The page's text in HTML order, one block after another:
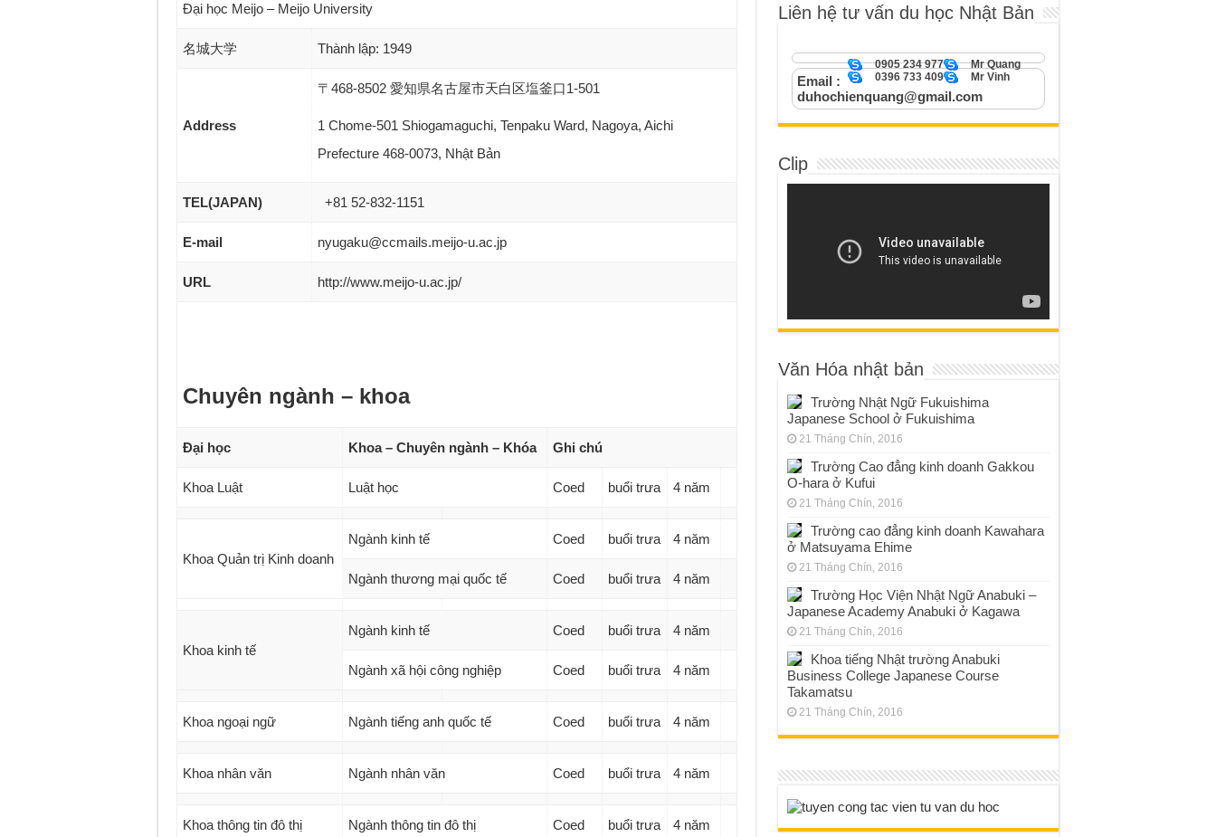
Đại học Meijo – Meijo University
名城大学 Thành lập: 1949
Address
〒468-8502 愛知県名古屋市天白区塩釜口1-501
1 Chome-501 Shiogamaguchi, Tenpaku Ward, Nagoya, Aichi
Prefecture 468-0073, Nhật Bản
TEL(JAPAN) +81 52-832-1151
E-mail nyugaku@ccmails.meijo-u.ac.jp
URL http://www.meijo-u.ac.jp/
Chuyên ngành – khoa
Đại học Khoa – Chuyên ngành – Khóa Ghi chú
Khoa Luật Luật học Coed buổi trưa 4 năm
Khoa Quản trị Kinh doanh
Ngành kinh tế Coed buổi trưa 4 năm
Ngành thương mại quốc tế Coed buổi trưa 4 năm
Khoa kinh tế
Ngành kinh tế Coed buổi trưa 4 năm
Ngành xã hội công nghiệp Coed buổi trưa 4 năm
Khoa ngoại ngữ Ngành tiếng anh quốc tế Coed buổi trưa 4 năm
Khoa nhân văn Ngành nhân văn Coed buổi trưa 4 năm
Khoa thông tin đô thị Ngành thông tin đô thị Coed buổi trưa 4 năm
Liên hệ tư vấn du học Nhật Bản
Mr Quang
0905 234 977
Mr Vinh
0396 733 409
Email :
duhochienquang@gmail.com
Clip
Văn Hóa nhật bản
Trường Nhật Ngữ Fukuishima
Japanese School ở Fukuishima
21 Tháng Chín, 2016
Trường Cao đẳng kinh doanh Gakkou
O-hara ở Kufui
21 Tháng Chín, 2016
Trường cao đẳng kinh doanh Kawahara
ở Matsuyama Ehime
21 Tháng Chín, 2016
Trường Học Viện Nhật Ngữ Anabuki –
Japanese Academy Anabuki ở Kagawa
21 Tháng Chín, 2016
Khoa tiếng Nhật trường Anabuki
Business College Japanese Course
Takamatsu
21 Tháng Chín, 2016